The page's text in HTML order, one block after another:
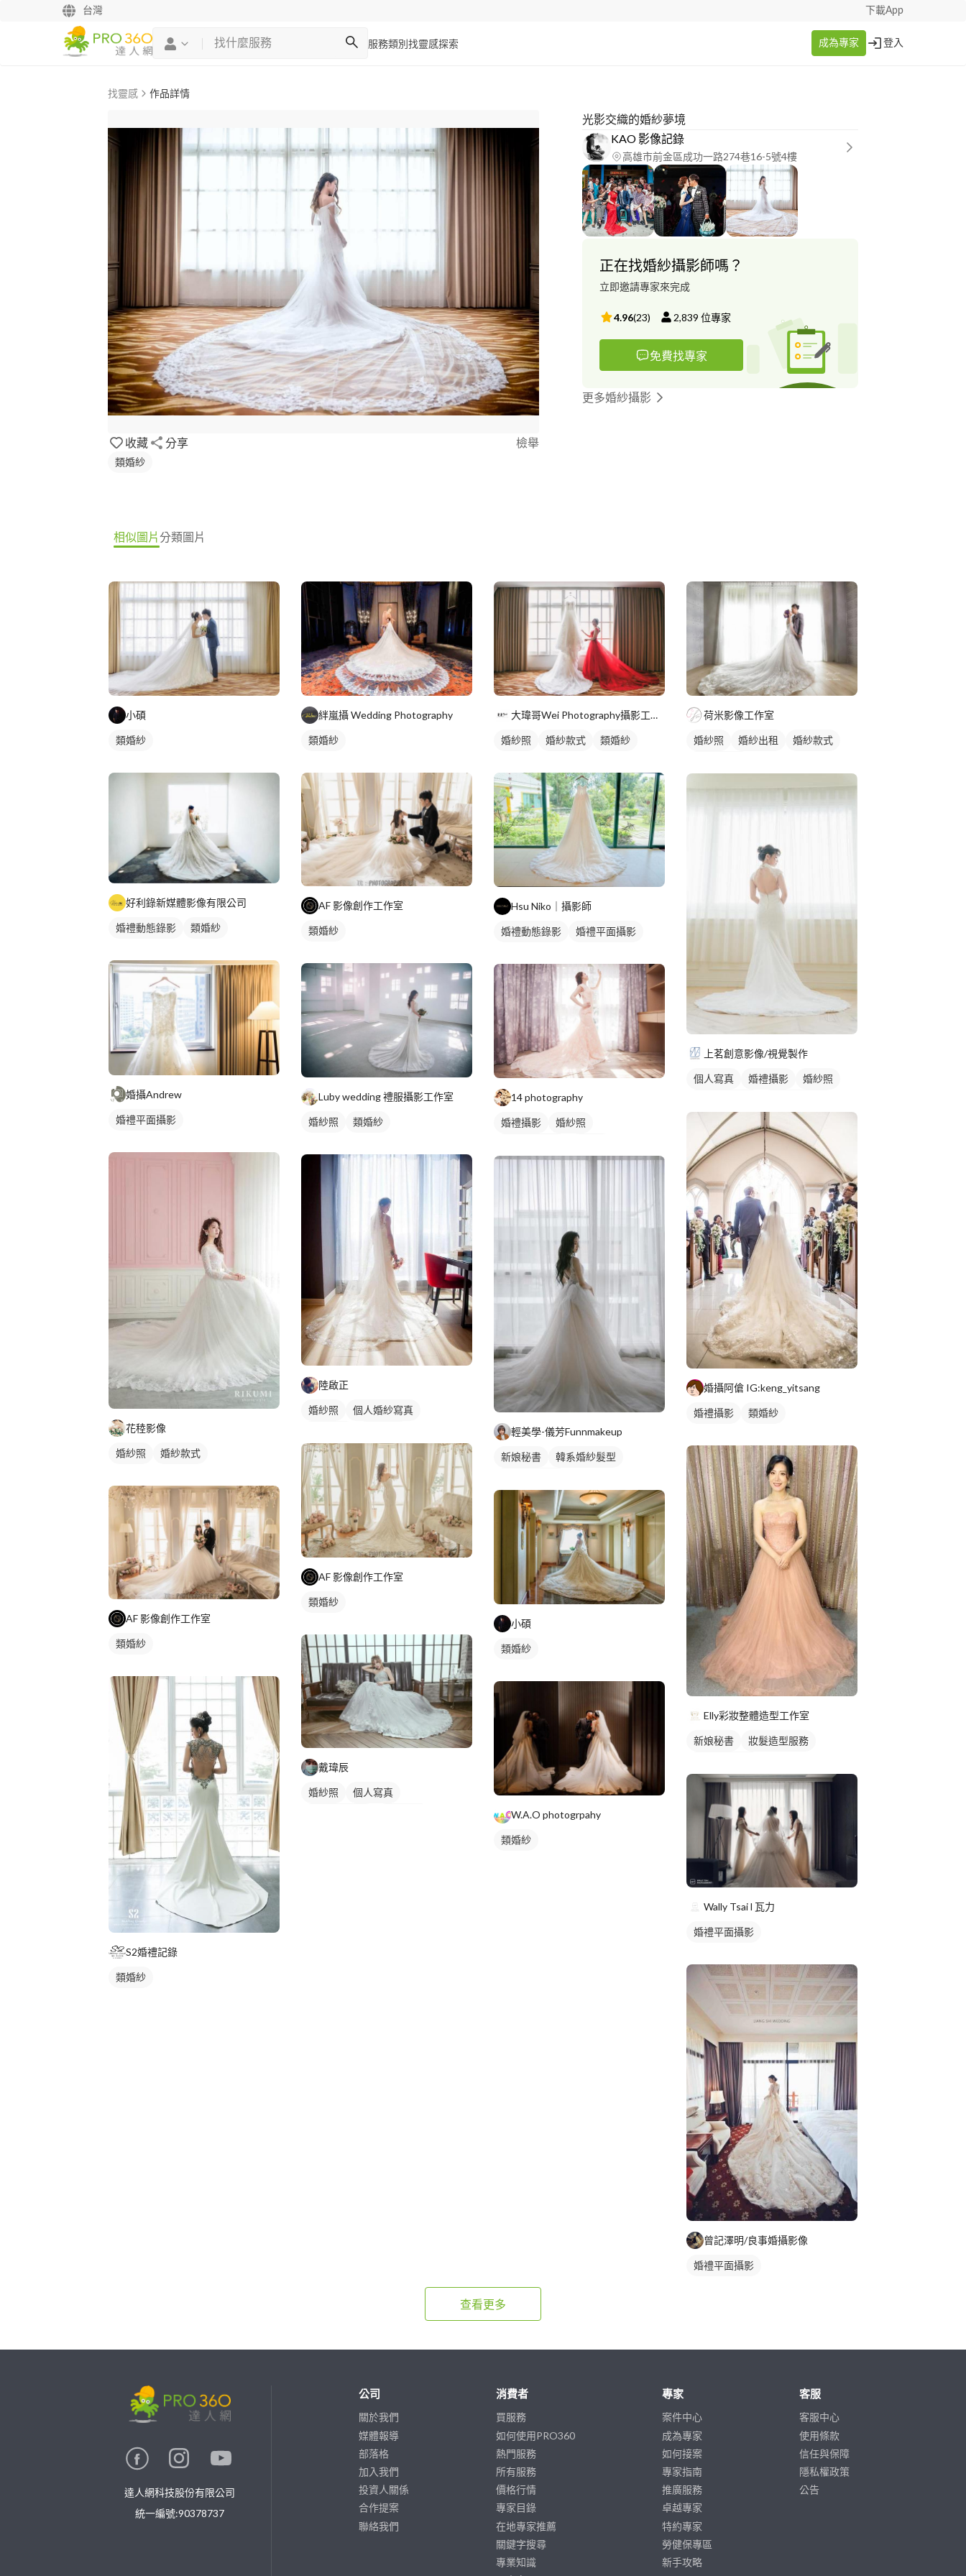
台灣 下載App
服務類別 找靈感探索 成為專家 登入
找靈感 作品詳情
收藏 分享 檢舉
類婚紗
光影交織的婚紗夢境
KAO 影像記錄
高雄市前金區成功一路274巷16-5號4樓
正在找婚紗攝影師嗎？
立即邀請專家來完成
4.96(23) 2,839 位專家
免費找專家
更多婚紗攝影
相似圖片分類圖片
小碩
類婚紗
好利錄新媒體影像有限公司
婚禮動態錄影 類婚紗
婚攝Andrew
婚禮平面攝影
花稑影像
婚紗照 婚紗款式
AF 影像創作工作室
類婚紗
S2婚禮記錄
類婚紗
絆嵐攝 Wedding Photography
類婚紗
AF 影像創作工作室
類婚紗
Luby wedding 禮服攝影工作室
婚紗照 類婚紗
陸啟正
婚紗照
個人婚紗寫真
AF 影像創作工作室
類婚紗
戴瑋辰
婚紗照
個人寫真
大瑋哥Wei Photography攝影工作室
婚紗照 婚紗款式 類婚紗
Hsu Niko｜攝影師
婚禮動態錄影 婚禮平面攝影
14 photography
婚禮攝影
婚紗照
輕美學-儀芳Funnmakeup
新娘秘書
韓系婚紗髮型
小碩
類婚紗
W.A.O photogrpahy
類婚紗
荷米影像工作室
婚紗照 婚紗出租
婚紗款式
上茗創意影像/視覺製作
個人寫真 婚禮攝影
婚紗照
婚攝阿傖 IG:keng_yitsang
婚禮攝影 類婚紗
Elly彩妝整體造型工作室
新娘秘書
妝髮造型服務
Wally Tsai l 瓦力
婚禮平面攝影
曾記澤明/良事婚攝影像
婚禮平面攝影
查看更多
達人網科技股份有限公司
統一編號:90378737
公司
關於我們
媒體報導
部落格
加入我們
投資人關係
合作提案
聯絡我們
消費者
買服務
如何使用PRO360
熱門服務
所有服務
價格行情
專家目錄
在地專家推薦
關鍵字搜尋
專業知識
專家
案件中心
成為專家
如何接案
專家指南
推廣服務
卓越專家
特約專家
勞健保專區
新手攻略
客服
客服中心
使用條款
信任與保障
隱私權政策
公告